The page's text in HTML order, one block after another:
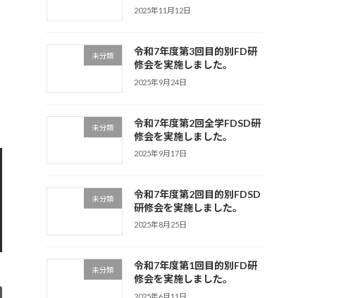
2025年11月12日
未分類
令和7年度第3回目的別FD研
修会を実施しました。
2025年9月24日
未分類
令和7年度第2回全学FDSD研
修会を実施しました。
2025年9月17日
未分類
令和7年度第2回目的別FDSD
研修会を実施しました。
2025年8月25日
未分類
令和7年度第1回目的別FD研
修会を実施しました。
2025年6月11日